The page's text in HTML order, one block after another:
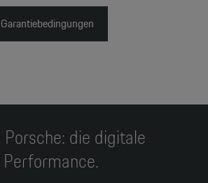
die digitale
Performance.